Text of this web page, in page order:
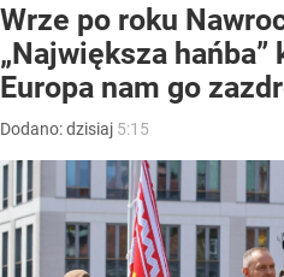
Wrze po roku
„Największa hańba”
Europa nam go
Dodano:dzisiaj 5:15